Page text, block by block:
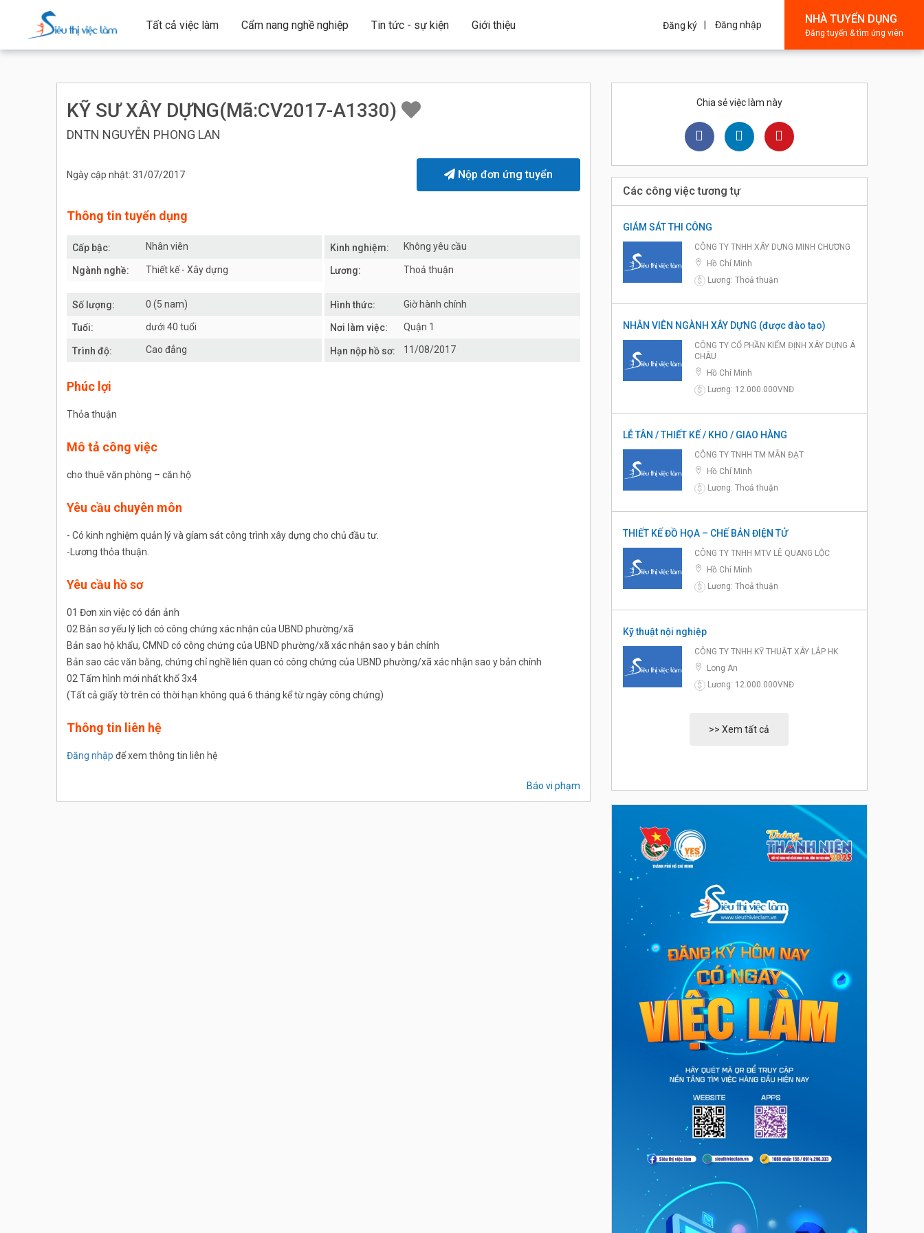
Tất cả việc làm Cẩm nang nghề nghiệp Tin tức - sự kiện Giới thiệu Đăng ký Đăng nhập NHÀ TUYỂN DỤNG
Đăng tuyển & tìm ứng viên
KỸ SƯ XÂY DỰNG(Mã:CV2017-A1330)
DNTN NGUYỄN PHONG LAN
Ngày cập nhật: 31/07/2017 Nộp đơn ứng tuyển
Thông tin tuyển dụng
Cấp bậc: Nhân viên Kinh nghiệm: Không yêu cầu
Ngành nghề: Thiết kế - Xây dựng Lương: Thoả thuận
Số lượng: 0 (5 nam) Hình thức: Giờ hành chính
Tuổi: dưới 40 tuổi Nơi làm việc: Quận 1
Trình độ: Cao đẳng Hạn nộp hồ sơ: 11/08/2017
Phúc lợi
Thỏa thuận
Mô tả công việc
cho thuê văn phòng – căn hộ
Yêu cầu chuyên môn
- Có kinh nghiệm quản lý và gíam sát công trình xây dựng cho chủ đầu tư.
-Lương thỏa thuận.
Yêu cầu hồ sơ
01 Đơn xin việc có dán ảnh
02 Bản sơ yếu lý lịch có công chứng xác nhận của UBND phường/xã
Bản sao hộ khẩu, CMND có công chứng của UBND phường/xã xác nhận sao y bản chính
Bản sao các văn bằng, chứng chỉ nghề liên quan có công chứng của UBND phường/xã xác nhận sao y bản chính
02 Tấm hình mới nhất khổ 3x4
(Tất cả giấy tờ trên có thời hạn không quá 6 tháng kể từ ngày công chứng)
Thông tin liên hệ
Đăng nhập để xem thông tin liên hệ
Báo vi phạm
Chia sẻ việc làm này
Các công việc tương tự
GIÁM SÁT THI CÔNG
CÔNG TY TNHH XÂY DỰNG MINH CHƯƠNG
Hồ Chí Minh
$
Lương: Thoả thuận
NHÂN VIÊN NGÀNH XÂY DỰNG (được đào tạo)
CÔNG TY CỔ PHẦN KIỂM ĐỊNH XÂY DỰNG Á
CHÂU
Hồ Chí Minh
$
Lương: 12.000.000VNĐ
LỄ TÂN / THIẾT KẾ / KHO / GIAO HÀNG
CÔNG TY TNHH TM MẪN ĐẠT
Hồ Chí Minh
$
Lương: Thoả thuận
THIẾT KẾ ĐỒ HỌA – CHẾ BẢN ĐIỆN TỬ
CÔNG TY TNHH MTV LÊ QUANG LỘC
Hồ Chí Minh
$
Lương: Thoả thuận
Kỹ thuật nội nghiệp
CÔNG TY TNHH KỸ THUẬT XÂY LẮP HK
Long An
$
Lương: 12.000.000VNĐ
>> Xem tất cả